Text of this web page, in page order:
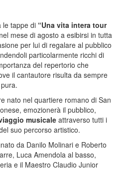
le tappe di “Una vita intera tour
mese di agosto a esibirsi in tutta
per lui di regalare al pubblico
particolarmente ricchi di
del repertorio che
il cantautore risulta da sempre
nato nel quartiere romano di San
emozionerà il pubblico,
musicale attraverso tutti i
suo percorso artistico.
da Danilo Molinari e Roberto
Luca Amendola al basso,
e il Maestro Claudio Junior